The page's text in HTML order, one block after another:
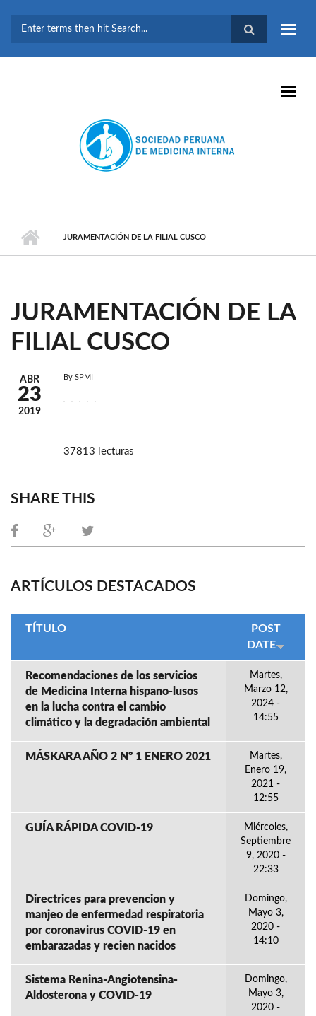
BÚSQUEDA
JURAMENTACIÓN DE LA FILIAL CUSCO
JURAMENTACIÓN DE LA
FILIAL CUSCO
ABR
23
2019
By SPMI
37813 lecturas
SHARE THIS
ARTÍCULOS DESTACADOS
TÍTULO
POST
DATE
Recomendaciones de los servicios
de Medicina Interna hispano-lusos
en la lucha contra el cambio
climático y la degradación ambiental
Martes,
Marzo 12,
2024 -
14:55
MÁSKARA AÑO 2 Nº 1 ENERO 2021
Martes,
Enero 19,
2021 -
12:55
GUÍA RÁPIDA COVID-19
Miércoles,
Septiembre
9, 2020 -
22:33
Directrices para prevencion y
manjeo de enfermedad respiratoria
por coronavirus COVID-19 en
embarazadas y recien nacidos
Domingo,
Mayo 3,
2020 -
14:10
Sistema Renina-Angiotensina-
Aldosterona y COVID-19
Domingo,
Mayo 3,
2020 -